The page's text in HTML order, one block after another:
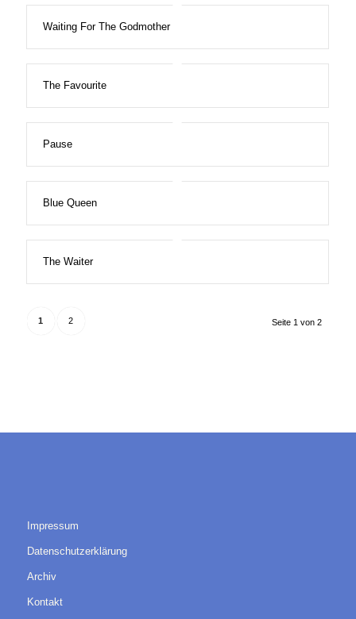
Waiting For The Godmother
The Favourite
Pause
Blue Queen
The Waiter
Seite 1 von 2
1 2
Impressum
Datenschutzerklärung
Archiv
Kontakt